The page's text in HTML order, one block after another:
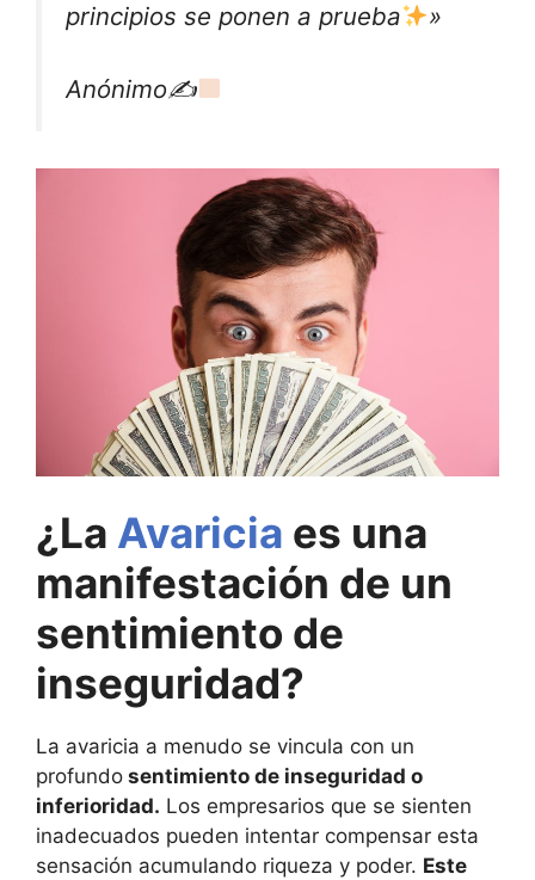
principios se ponen a prueba
»
Anónimo✍
¿La Avaricia es una
manifestación de un
sentimiento de
inseguridad?
La avaricia a menudo se vincula con un
profundo sentimiento de inseguridad o
inferioridad. Los empresarios que se sienten
inadecuados pueden intentar compensar esta
sensación acumulando riqueza y poder. Este